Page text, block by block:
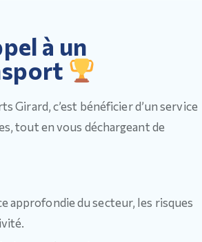
à un
Girard, c’est bénéficier d’un service
tout en vous déchargeant de
approfondie du secteur, les risques